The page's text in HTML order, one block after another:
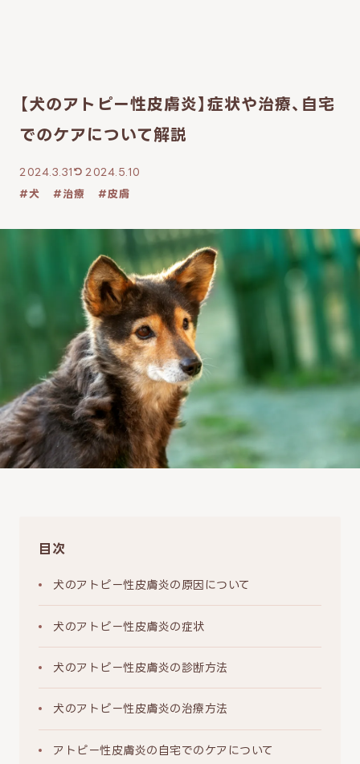
【犬のアトピー性皮膚炎】症状や治療、自宅
でのケアについて解説
2024.3.31
2024.5.10
犬
治療 皮膚
目次
犬のアトピー性皮膚炎の原因について
犬のアトピー性皮膚炎の症状
犬のアトピー性皮膚炎の診断方法
犬のアトピー性皮膚炎の治療方法
アトピー性皮膚炎の自宅でのケアについて